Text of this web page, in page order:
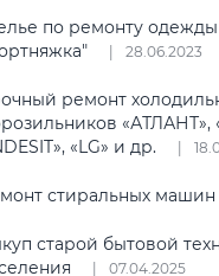
по ремонту одежды
28.06.2023
ремонт
«АТЛАНТ»,
«LG» и др.
стиральных машин
старой бытовой
07.04.2025